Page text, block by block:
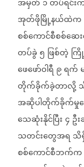
အမှတ် ၁တပ်ရင်း
အုတ်ဖိုမြို့နယ်ထဲက
စစ်ကောင်စီစစ်ဆေး
တပ်ခွဲ၅ ဖြစ်တဲ့ က
ဖေဖော်ဝါရီ ၉ရက်
တိုက်ခိုက်ခဲ့တာလို့
အဆိုပါတိုက်ခိုက်မှုက
သေဆုံးနိုင်ပြီး၄ ဦ
သတင်းတွေအရ သိ
စစ်ကောင်စီဘက်က